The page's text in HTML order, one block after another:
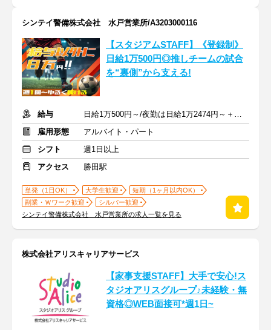
シンテイ警備株式会社 水戸営業所/A3203000116
【スタジアムSTAFF】《登録制》
日給1万500円◎推しチームの試合
を“裏側”から支える!
給与
日給1万500円～/夜勤は日給1万2474円～＋交通費※各種手当含む
雇用形態
アルバイト・パート
シフト
週1日以上
アクセス
勝田駅
単発（1日OK） 大学生歓迎
短期（1ヶ月以内OK）
副業・Ｗワーク歓迎
シルバー歓迎
シンテイ警備株式会社 水戸営業所の求人一覧を見る
株式会社アリスキャリアサービス
【家事支援STAFF】大手で安心!ス
タジオアリスグループ♪未経験・無
資格◎WEB面接可*週1日~